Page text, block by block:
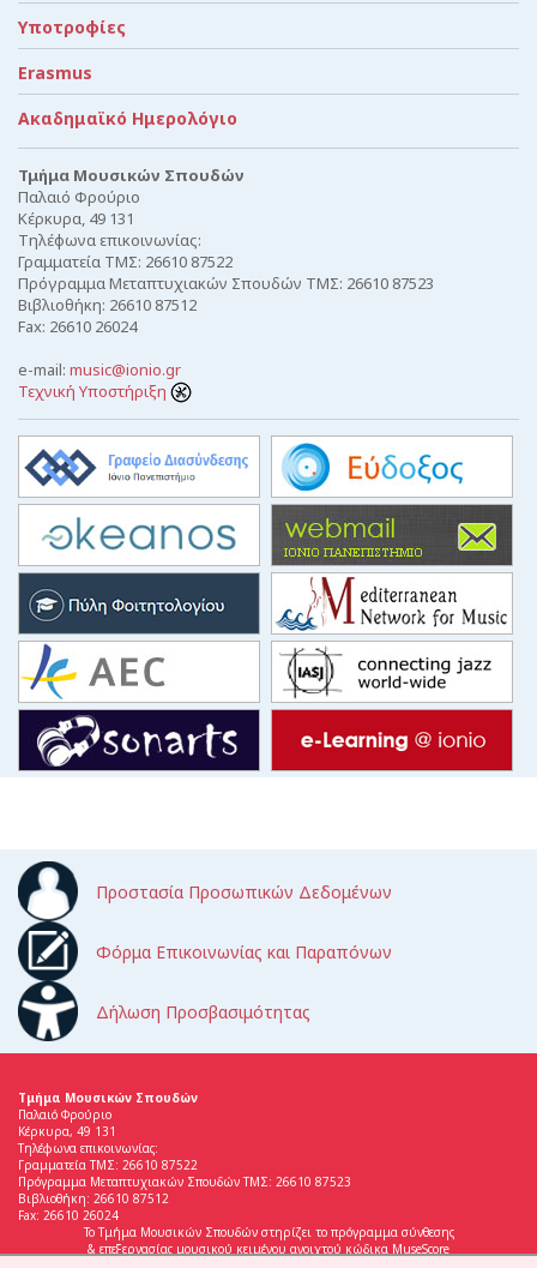
Υποτροφίες
Erasmus
Ακαδημαϊκό Ημερολόγιο
Τμήμα Μουσικών Σπουδών
Παλαιό Φρούριο
Κέρκυρα, 49 131
Τηλέφωνα επικοινωνίας:
Γραμματεία ΤΜΣ: 26610 87522
Πρόγραμμα Μεταπτυχιακών Σπουδών ΤΜΣ: 26610 87523
Βιβλιοθήκη: 26610 87512
Fax: 26610 26024
e-mail: music@ionio.gr
Τεχνική Υποστήριξη
Προστασία Προσωπικών Δεδομένων
Φόρμα Επικοινωνίας και Παραπόνων
Δήλωση Προσβασιμότητας
Τμήμα Μουσικών Σπουδών
Παλαιό Φρούριο
Κέρκυρα, 49 131
Τηλέφωνα επικοινωνίας:
Γραμματεία ΤΜΣ: 26610 87522
Πρόγραμμα Μεταπτυχιακών Σπουδών ΤΜΣ: 26610 87523
Βιβλιοθήκη: 26610 87512
Fax: 26610 26024
Το Τμήμα Μουσικών Σπουδών στηρίζει το πρόγραμμα σύνθεσης
& επεξεργασίας μουσικού κειμένου ανοιχτού κώδικα MuseScore